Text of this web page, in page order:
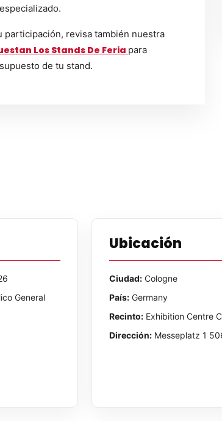
participación, revisa también nuestra
Los Stands De Feria para
de tu stand.
General
Ubicación
Ciudad: Cologne
País: Germany
Recinto: Exhibition Centre
Dirección: Messeplatz 1